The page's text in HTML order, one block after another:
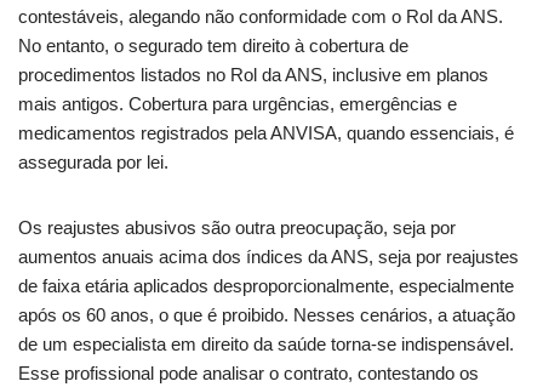
contestáveis, alegando não conformidade com o Rol da ANS.
No entanto, o segurado tem direito à cobertura de
procedimentos listados no Rol da ANS, inclusive em planos
mais antigos. Cobertura para urgências, emergências e
medicamentos registrados pela ANVISA, quando essenciais, é
assegurada por lei.
Os reajustes abusivos são outra preocupação, seja por
aumentos anuais acima dos índices da ANS, seja por reajustes
de faixa etária aplicados desproporcionalmente, especialmente
após os 60 anos, o que é proibido. Nesses cenários, a atuação
de um especialista em direito da saúde torna-se indispensável.
Esse profissional pode analisar o contrato, contestando os